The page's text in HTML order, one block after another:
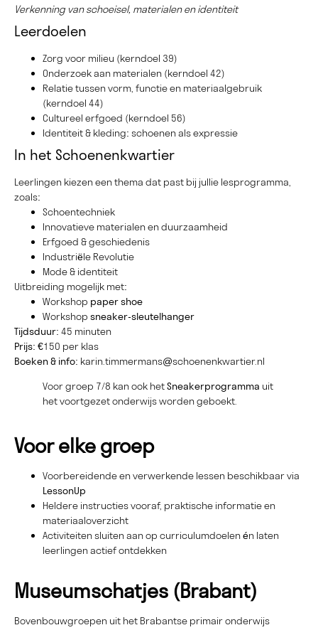
Verkenning van schoeisel, materialen en identiteit
Leerdoelen
Zorg voor milieu (kerndoel 39)
Onderzoek aan materialen (kerndoel 42)
Relatie tussen vorm, functie en materiaalgebruik
(kerndoel 44)
Cultureel erfgoed (kerndoel 56)
Identiteit & kleding: schoenen als expressie
In het Schoenenkwartier
Leerlingen kiezen een thema dat past bij jullie lesprogramma,
zoals:
Schoentechniek
Innovatieve materialen en duurzaamheid
Erfgoed & geschiedenis
Industriële Revolutie
Mode & identiteit
Uitbreiding mogelijk met:
Workshop paper shoe
Workshop sneaker-sleutelhanger
Tijdsduur: 45 minuten
Prijs: €150 per klas
Boeken & info: karin.timmermans@schoenenkwartier.nl
Voor groep 7/8 kan ook hetSneakerprogramma uit
het voortgezet onderwijs worden geboekt.
Voor elke groep
Voorbereidende en verwerkende lessen beschikbaar via
LessonUp
Heldere instructies vooraf, praktische informatie en
materiaaloverzicht
Activiteiten sluiten aan op curriculumdoelen én laten
leerlingen actief ontdekken
Museumschatjes (Brabant)
Bovenbouwgroepen uit het Brabantse primair onderwijs